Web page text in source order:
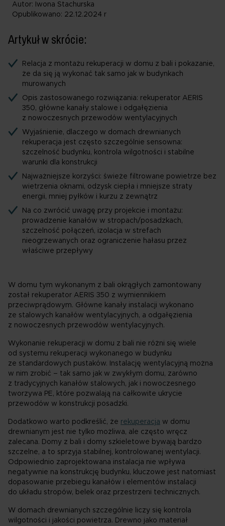
Autor: Iwona Stachurska
Opublikowano: 22.12.2024 r
Artykuł w skrócie:
Relacja z montażu rekuperacji w domu z bali i pokazanie,
że da się ją wykonać tak samo jak w budynkach
murowanych
Opis zastosowanego rozwiązania: rekuperator AERIS
350, główne kanały stalowe i odgałęzienia
z nowoczesnych przewodów wentylacyjnych
Wyjaśnienie, dlaczego w domach drewnianych
rekuperacja jest często szczególnie sensowna:
szczelność budynku, kontrola wilgotności i stabilne
warunki dla konstrukcji
Najważniejsze korzyści: świeże filtrowane powietrze bez
wietrzenia oknami, odzysk ciepła i mniejsze straty
energii, mniej pyłków i kurzu z zewnątrz
Na co zwrócić uwagę przy projekcie i montażu:
prowadzenie kanałów w stropach/posadzkach,
szczelność połączeń, izolacja w strefach
nieogrzewanych oraz ograniczenie hałasu przez
właściwe przepływy
W domu tym wykonanym z bali okrągłych zamontowany
został rekuperator AERIS 350 z wymiennikiem
przeciwprądowym. Główne kanały instalacji wykonano
ze stalowych kanałów wentylacyjnych, a odgałęzienia
z nowoczesnych przewodów wentylacyjnych.
Wykonanie rekuperacji w domu z bali nie różni się wiele
od systemu rekuperacji wykonanego w budynku
ze standardowych pustaków. Instalację wentylacyjną można
w nim zrobić – tak samo jak w zwykłym domu, zarówno
z tradycyjnych kanałów stalowych, jak i nowoczesnego
tworzywa PE, które pozwalają na całkowite ukrycie
przewodów w konstrukcji posadzki.
Dodatkowo warto podkreślić, że rekuperacja w domu
drewnianym jest nie tylko możliwa, ale często wręcz
zalecana. Domy z bali i domy szkieletowe bywają bardzo
szczelne, a to sprzyja stabilnej, kontrolowanej wentylacji.
Odpowiednio zaprojektowana instalacja nie wpływa
negatywnie na konstrukcję budynku, kluczowe jest natomiast
dopasowanie przebiegu kanałów i elementów instalacji
do układu stropów, belek oraz przestrzeni technicznych.
W domach drewnianych szczególnie liczy się kontrola
wilgotności i jakości powietrza. Drewno jako materiał